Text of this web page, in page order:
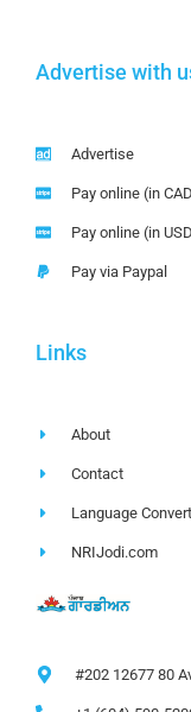
Advertise with
Advertise
Pay online (in
Pay online (in
Pay via Paypal
Links
About
Contact
Language
NRIJodi.com
#202 12677 80